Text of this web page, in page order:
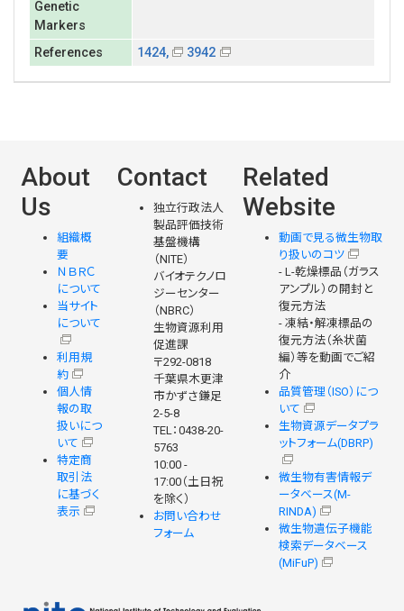
Genetic
Markers
References
1424, 3942
About
Us
組織概
要
ＮＢＲＣ
について
当サイト
について
利用規
約
個人情
報の取
扱いにつ
いて
特定商
取引法
に基づく
表示
Contact
独立行政法人
製品評価技術
基盤機構
（NITE）
バイオテクノロ
ジーセンター
（NBRC）
生物資源利用
促進課
〒292-0818
千葉県木更津
市かずさ鎌足
2-5-8
TEL：0438-20-
5763
10:00 -
17:00（土日祝
を除く）
お問い合わせ
フォーム
Related
Website
動画で見る微生物取
り扱いのコツ
- L-乾燥標品（ガラス
アンプル）の開封と
復元方法
- 凍結・解凍標品の
復元方法（糸状菌
編）等を動画でご紹
介
品質管理（ISO）につ
いて
生物資源データプラ
ットフォーム(DBRP)
微生物有害情報デ
ータベース(M-
RINDA)
微生物遺伝子機能
検索データベース
(MiFuP)